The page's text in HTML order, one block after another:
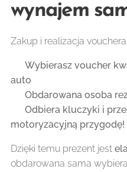
wynajem
Zakup i realizacja
Wybierasz voucher
auto
Obdarowana osoba
Odbiera kluczyki i
motoryzacyjną przygodę!
Dzięki temu prezent jest
obdarowana sama wybiera